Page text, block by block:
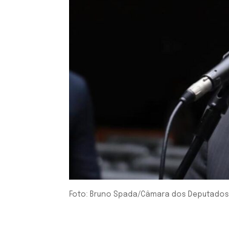
Foto: Bruno Spada/Câmara dos Deputados